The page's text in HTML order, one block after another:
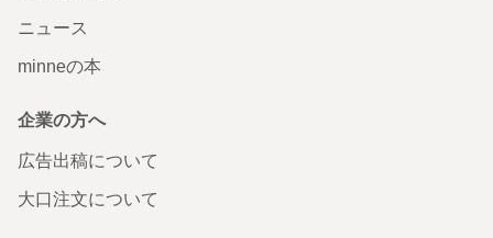
ニュース
minneの本
企業の方へ
広告出稿について
大口注文について